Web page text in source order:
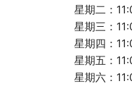
星期二：
星期三：
星期四：
星期五：
星期六：